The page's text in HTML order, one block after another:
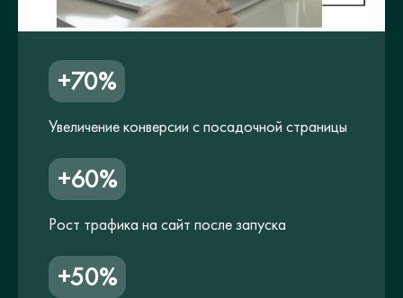
+70%
Увеличение конверсии с посадочной страницы
+60%
Рост трафика на сайт после запуска
+50%